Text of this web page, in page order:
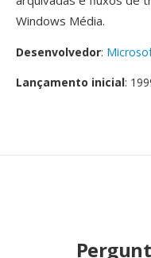
Windows Média.
Desenvolvedor:
Lançamento inicial: